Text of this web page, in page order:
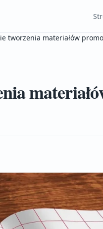
tworzenia materiałów